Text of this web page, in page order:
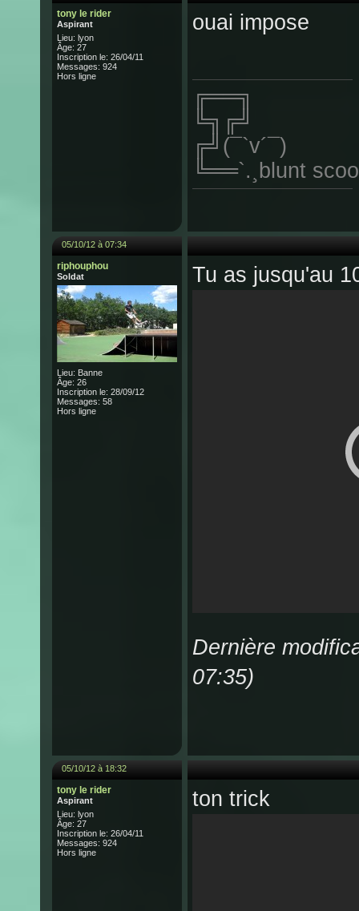
tony le rider
Aspirant
Lieu: lyon
Âge: 27
Inscription le: 26/04/11
Messages: 924
Hors ligne
ouai impose
╔══╗
╚╗╔╝
╔╝(¯`v´¯)
╚══`.¸blunt
05/10/12 à 07:34
riphouphou
Soldat
Lieu: Banne
Âge: 26
Inscription le: 28/09/12
Messages: 58
Hors ligne
Tu as jusqu'au
Dernière
07:35)
05/10/12 à 18:32
tony le rider
Aspirant
Lieu: lyon
Âge: 27
Inscription le: 26/04/11
Messages: 924
Hors ligne
ton trick